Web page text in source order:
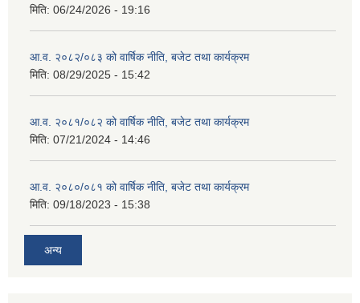
मिति: 06/24/2026 - 19:16
आ.व. २०८२/०८३ को वार्षिक नीति, बजेट तथा कार्यक्रम
मिति: 08/29/2025 - 15:42
आ.व. २०८१/०८२ को वार्षिक नीति, बजेट तथा कार्यक्रम
मिति: 07/21/2024 - 14:46
आ.व. २०८०/०८१ को वार्षिक नीति, बजेट तथा कार्यक्रम
मिति: 09/18/2023 - 15:38
अन्य